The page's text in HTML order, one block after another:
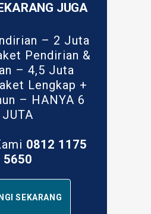
JUGA
– 2 Juta
Pendirian &
– 4,5 Juta
Lengkap +
– HANYA 6
JUTA
0812 1175
5650
SEKARANG